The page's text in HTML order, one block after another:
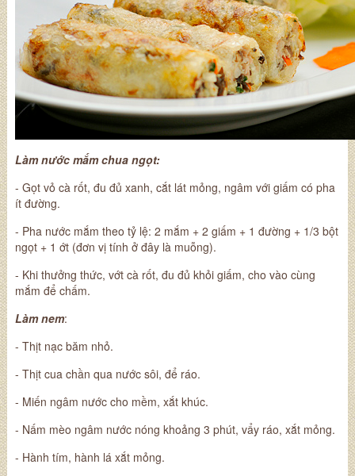
Làm nước mắm chua ngọt:
- Gọt vỏ cà rốt, đu đủ xanh, cắt lát mỏng, ngâm với giấm có pha
ít đường.
- Pha nước mắm theo tỷ lệ: 2 mắm + 2 giấm + 1 đường + 1/3 bột
ngọt + 1 ớt (đơn vị tính ở đây là muỗng).
- Khi thưởng thức, vớt cà rốt, đu đủ khỏi giấm, cho vào cùng
mắm để chấm.
Làm nem:
- Thịt nạc băm nhỏ.
- Thịt cua chần qua nước sôi, để ráo.
- Miến ngâm nước cho mềm, xắt khúc.
- Nấm mèo ngâm nước nóng khoảng 3 phút, vẩy ráo, xắt mỏng.
- Hành tím, hành lá xắt mỏng.